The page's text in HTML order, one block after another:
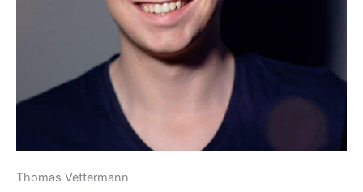
Thomas Vettermann